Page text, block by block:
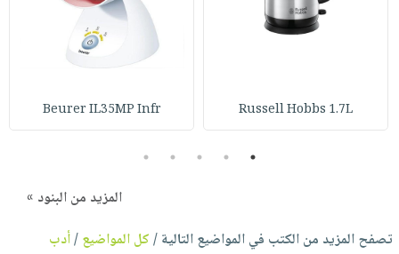
Russell Hobbs 1.7L
Beurer IL35MP Infr
1
2
3
4
5
المزيد من البنود »
تصفح المزيد من الكتب في المواضيع التالية /كل المواضيع/أدب